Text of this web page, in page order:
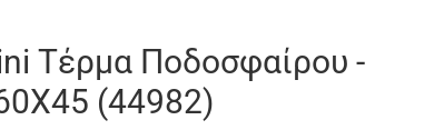
Τέρμα Ποδοσφαίρου -
(44982)